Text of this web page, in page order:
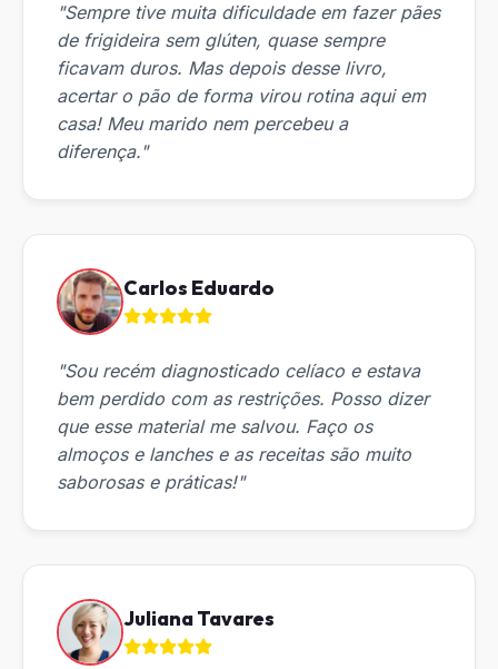
"Sempre tive muita dificuldade em fazer pães
de frigideira sem glúten, quase sempre
ficavam duros. Mas depois desse livro,
acertar o pão de forma virou rotina aqui em
casa! Meu marido nem percebeu a
diferença."
Carlos Eduardo
"Sou recém diagnosticado celíaco e estava
bem perdido com as restrições. Posso dizer
que esse material me salvou. Faço os
almoços e lanches e as receitas são muito
saborosas e práticas!"
Juliana Tavares